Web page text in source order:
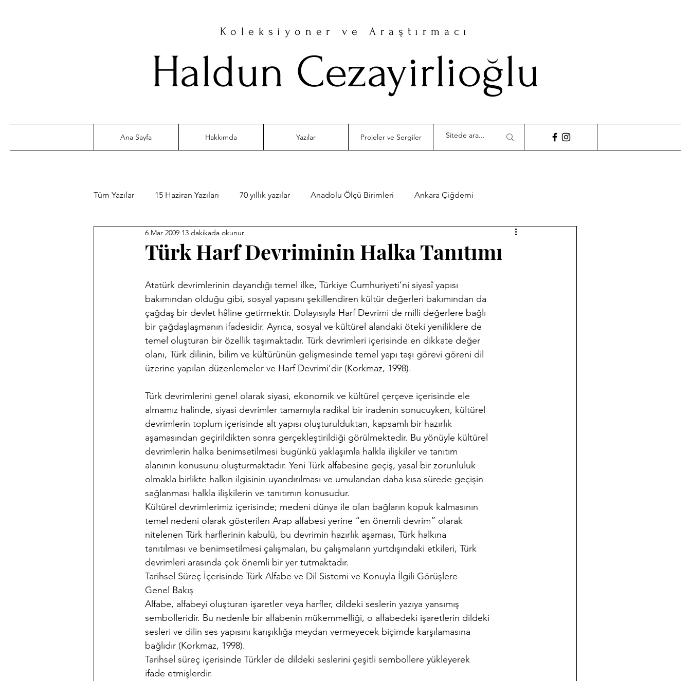
Koleksiyoner ve Araştırmacı
Haldun Cezayirlioğlu
Ana Sayfa Hakkımda Yazılar Projeler ve Sergiler
Tüm Yazılar 15 Haziran Yazıları 70 yıllık yazılar Anadolu Ölçü Birimleri Ankara Çiğdemi
Ankara Kent Heykelleri Ankara Kitapları Basında çalışmalarımız
Haber Akis Yazıları Harf Devrimi Hızırellez İLEV İzmir Yazıları Kent Kimliği
Memleket Hastaneleri Fotoğraf Proje Konuk Yazar Köy Enstitüleri Nazim Nasreddinov Yazıları
Sergilerim Tarihi Fotoğraflar Uluğ Bey
Türk Harf Devriminin Halka Tanıtımı
6 Mar 2009 13 dakikada okunur
Atatürk devrimlerinin dayandığı temel ilke, Türkiye Cumhuriyeti’ni siyasî yapısı
bakımından olduğu gibi, sosyal yapısını şekillendiren kültür değerleri bakımından da
çağdaş bir devlet hâline getirmektir. Dolayısıyla Harf Devrimi de milli değerlere bağlı
bir çağdaşlaşmanın ifadesidir. Ayrıca, sosyal ve kültürel alandaki öteki yeniliklere de
temel oluşturan bir özellik taşımaktadır. Türk devrimleri içerisinde en dikkate değer
olanı, Türk dilinin, bilim ve kültürünün gelişmesinde temel yapı taşı görevi göreni dil
üzerine yapılan düzenlemeler ve Harf Devrimi’dir (Korkmaz, 1998).
Türk devrimlerini genel olarak siyasi, ekonomik ve kültürel çerçeve içerisinde ele
almamız halinde, siyasi devrimler tamamıyla radikal bir iradenin sonucuyken, kültürel
devrimlerin toplum içerisinde alt yapısı oluşturulduktan, kapsamlı bir hazırlık
aşamasından geçirildikten sonra gerçekleştirildiği görülmektedir. Bu yönüyle kültürel
devrimlerin halka benimsetilmesi bugünkü yaklaşımla halkla ilişkiler ve tanıtım
alanının konusunu oluşturmaktadır. Yeni Türk alfabesine geçiş, yasal bir zorunluluk
olmakla birlikte halkın ilgisinin uyandırılması ve umulandan daha kısa sürede geçişin
sağlanması halkla ilişkilerin ve tanıtımın konusudur.
Kültürel devrimlerimiz içerisinde; medeni dünya ile olan bağların kopuk kalmasının
temel nedeni olarak gösterilen Arap alfabesi yerine “en önemli devrim” olarak
nitelenen Türk harflerinin kabulü, bu devrimin hazırlık aşaması, Türk halkına
tanıtılması ve benimsetilmesi çalışmaları, bu çalışmaların yurtdışındaki etkileri, Türk
devrimleri arasında çok önemli bir yer tutmaktadır.
Tarihsel Süreç İçerisinde Türk Alfabe ve Dil Sistemi ve Konuyla İlgili Görüşlere
Genel Bakış
Alfabe, alfabeyi oluşturan işaretler veya harfler, dildeki seslerin yazıya yansımış
sembolleridir. Bu nedenle bir alfabenin mükemmelliği, o alfabedeki işaretlerin dildeki
sesleri ve dilin ses yapısını karışıklığa meydan vermeyecek biçimde karşılamasına
bağlıdır (Korkmaz, 1998).
Tarihsel süreç içerisinde Türkler de dildeki seslerini çeşitli sembollere yükleyerek
ifade etmişlerdir.